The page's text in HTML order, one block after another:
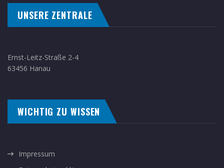
UNSERE ZENTRALE
Ernst-Leitz-Straße 2-4
63456 Hanau
WICHTIG ZU WISSEN
Impressum